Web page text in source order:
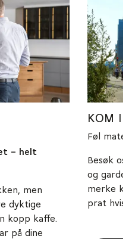
– helt
men
dyktige
kopp kaffe.
på dine
KOM
Føl
Besøk
og
merke
prat hvis